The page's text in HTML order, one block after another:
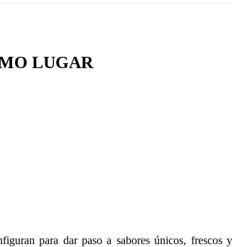
LUGAR
para dar paso a sabores únicos, frescos y